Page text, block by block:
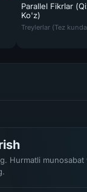
/ Jang Izlari
Parallel Fikrlar
Ko'z)
Parallel Fikrlar
Treylerlar (Tez
Hurmatli